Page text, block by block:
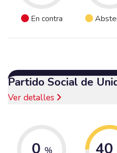
En contra
Partido Social de
Ver detalles
0 % 40